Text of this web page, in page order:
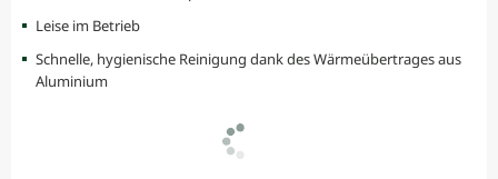
Leise im Betrieb
Schnelle, hygienische Reinigung dank des Wärmeübertrages aus
Aluminium